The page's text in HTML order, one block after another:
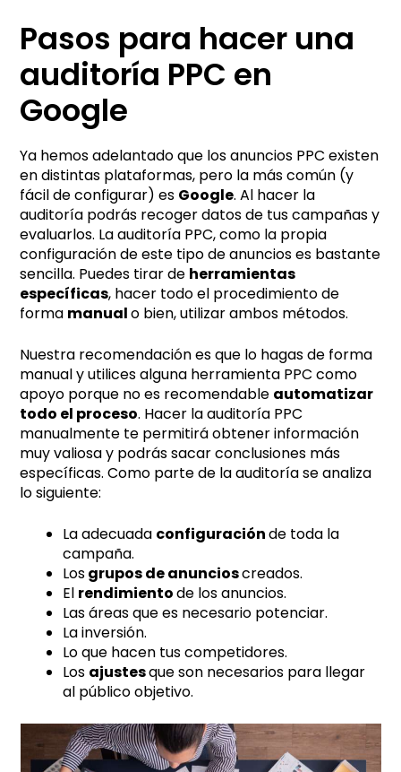
Pasos para hacer una
auditoría PPC en
Google
Ya hemos adelantado que los anuncios PPC existen
en distintas plataformas, pero la más común (y
fácil de configurar) es Google. Al hacer la
auditoría podrás recoger datos de tus campañas y
evaluarlos. La auditoría PPC, como la propia
configuración de este tipo de anuncios es bastante
sencilla. Puedes tirar de herramientas
específicas, hacer todo el procedimiento de
forma manualo bien, utilizar ambos métodos.
Nuestra recomendación es que lo hagas de forma
manual y utilices alguna herramienta PPC como
apoyo porque no es recomendable automatizar
todo el proceso. Hacer la auditoría PPC
manualmente te permitirá obtener información
muy valiosa y podrás sacar conclusiones más
específicas. Como parte de la auditoría se analiza
lo siguiente:
La adecuada configuraciónde toda la
campaña.
Losgrupos de anuncioscreados.
El rendimientode los anuncios.
Las áreas que es necesario potenciar.
La inversión.
Lo que hacen tus competidores.
Los ajustesque son necesarios para llegar
al público objetivo.